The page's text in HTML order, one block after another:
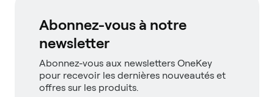
Abonnez-vous à notre
newsletter
Abonnez-vous aux newsletters OneKey
pour recevoir les dernières nouveautés et
offres sur les produits.